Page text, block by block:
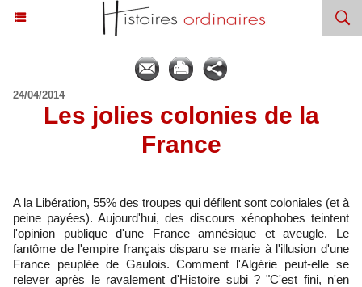
24/04/2014
Les jolies colonies de la
France
A la Libération, 55% des troupes qui défilent sont coloniales (et à
peine payées). Aujourd'hui, des discours xénophobes teintent
l'opinion publique d'une France amnésique et aveugle. Le
fantôme de l'empire français disparu se marie à l'illusion d'une
France peuplée de Gaulois. Comment l'Algérie peut-elle se
relever après le ravalement d'Histoire subi ? "C'est fini, n'en